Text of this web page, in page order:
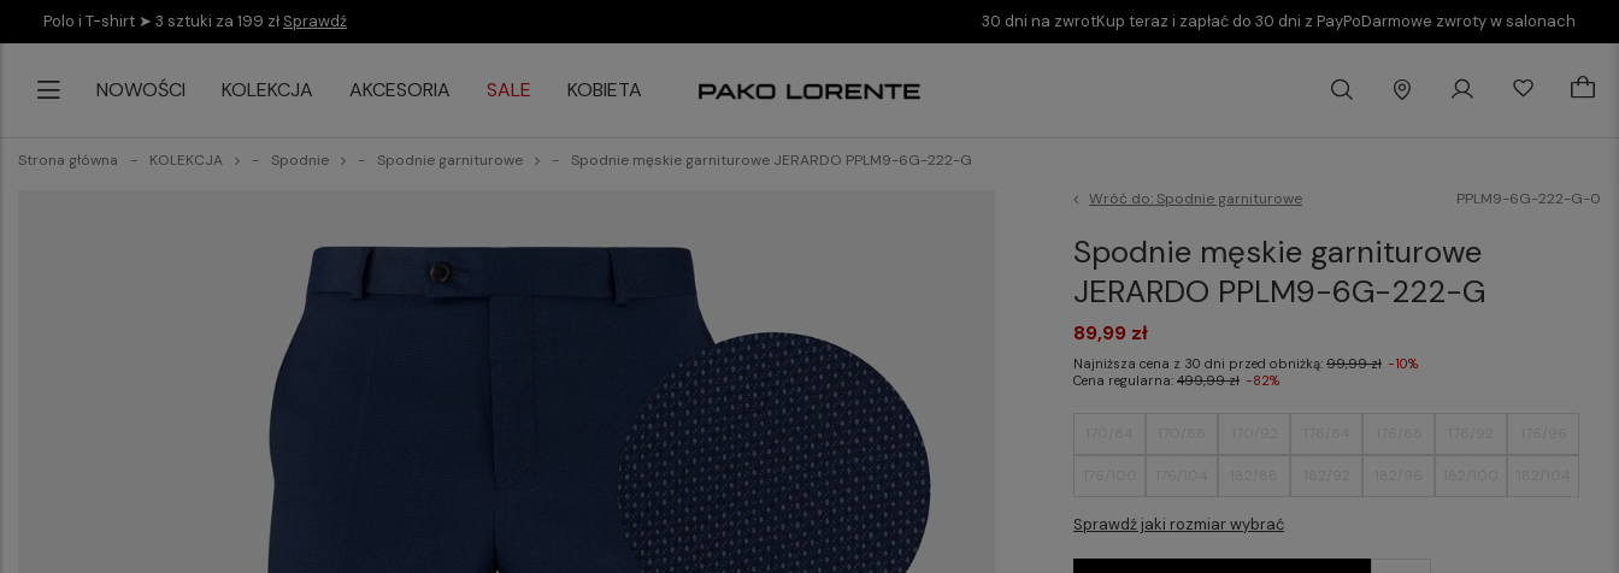
Polo i T-shirt ➤ 3 sztuki za 199 zł Sprawdź 30 dni na zwrotKup teraz i zapłać do 30 dni z PayPoDarmowe zwroty w salonach
NOWOŚCI KOLEKCJA AKCESORIA SALE KOBIETA
Strona główna KOLEKCJA Spodnie Spodnie garniturowe
Spodnie męskie garniturowe JERARDO PPLM9-6G-222-G
Wróć do:Spodnie garniturowe PPLM9-6G-222-G-0
Spodnie męskie garniturowe
JERARDO PPLM9-6G-222-G
Sprawdź jaki rozmiar wybrać
89,99 zł
Najniższa cena z 30 dni przed obniżką:99,99 zł -10%
Cena regularna:499,99 zł -82%